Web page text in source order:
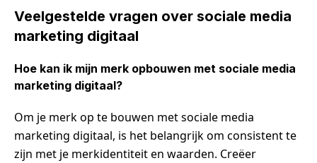
Veelgestelde vragen over sociale media
marketing digitaal
Hoe kan ik mijn merk opbouwen met sociale media
marketing digitaal?
Om je merk op te bouwen met sociale media
marketing digitaal, is het belangrijk om consistent te
zijn met je merkidentiteit en waarden. Creëer